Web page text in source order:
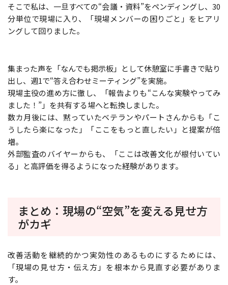
そこで私は、一旦すべての“会議・資料”をペンディングし、30
分単位で現場に入り、「現場メンバーの困りごと」をヒアリ
ングして回りました。
集まった声を「なんでも掲示板」として休憩室に手書きで貼り
出し、週1で“答え合わせミーティング”を実施。
現場主役の進め方に徹し、「報告よりも“こんな実験やってみ
ました！”」を共有する場へと転換しました。
数カ月後には、黙っていたベテランやパートさんからも「こ
うしたら楽になった」「ここをもっと直したい」と提案が倍
増。
外部監査のバイヤーからも、「ここは改善文化が根付いてい
る」と高評価を得るようになった経験があります。
まとめ：現場の“空気”を変える見せ方
がカギ
改善活動を継続的かつ実効性のあるものにするためには、
「現場の見せ方・伝え方」を根本から見直す必要がありま
す。